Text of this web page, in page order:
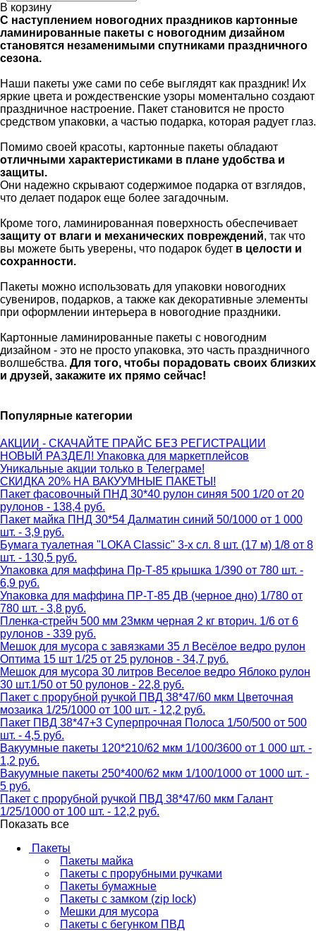
В корзину
С наступлением новогодних праздников картонные
ламинированные пакеты с новогодним дизайном
становятся незаменимыми спутниками праздничного
сезона.
Наши пакеты уже сами по себе выглядят как праздник! Их
яркие цвета и рождественские узоры моментально создают
праздничное настроение. Пакет становится не просто
средством упаковки, а частью подарка, которая радует глаз.
Помимо своей красоты, картонные пакеты обладают
отличными характеристиками в плане удобства и
защиты.
Они надежно скрывают содержимое подарка от взглядов,
что делает подарок еще более загадочным.
Кроме того, ламинированная поверхность обеспечивает
защиту от влаги и механических повреждений, так что
вы можете быть уверены, что подарок будет в целости и
сохранности.
Пакеты можно использовать для упаковки новогодних
сувениров, подарков, а также как декоративные элементы
при оформлении интерьера в новогодние праздники.
Картонные ламинированные пакеты с новогодним
дизайном - это не просто упаковка, это часть праздничного
волшебства. Для того, чтобы порадовать своих близких
и друзей, закажите их прямо сейчас!
Популярные категории
АКЦИИ - СКАЧАЙТЕ ПРАЙС БЕЗ РЕГИСТРАЦИИ
НОВЫЙ РАЗДЕЛ! Упаковка для маркетплейсов
Уникальные акции только в Телеграме!
СКИДКА 20% НА ВАКУУМНЫЕ ПАКЕТЫ!
Пакет фасовочный ПНД 30*40 рулон синяя 500 1/20 от 20
рулонов - 138,4 руб.
Пакет майка ПНД 30*54 Далматин синий 50/1000 от 1 000
шт. - 3,9 руб.
Бумага туалетная "LOKA Classic" 3-х сл. 8 шт. (17 м) 1/8 от 8
шт. - 130,5 руб.
Упаковка для маффина Пр-Т-85 крышка 1/390 от 780 шт. -
6,9 руб.
Упаковка для маффина ПР-Т-85 ДВ (черное дно) 1/780 от
780 шт. - 3,8 руб.
Пленка-стрейч 500 мм 23мкм черная 2 кг вторич. 1/6 от 6
рулонов - 339 руб.
Мешок для мусора с завязками 35 л Весёлое ведро рулон
Оптима 15 шт 1/25 от 25 рулонов - 34,7 руб.
Мешок для мусора 30 литров Веселое ведро Яблоко рулон
30 шт.1/50 от 50 рулонов - 22,8 руб.
Пакет с прорубной ручкой ПВД 38*47/60 мкм Цветочная
мозаика 1/25/1000 от 100 шт. - 12,2 руб.
Пакет ПВД 38*47+3 Суперпрочная Полоса 1/50/500 от 500
шт. - 4,5 руб.
Вакуумные пакеты 120*210/62 мкм 1/100/3600 от 1 000 шт. -
1,2 руб.
Вакуумные пакеты 250*400/62 мкм 1/100/1000 от 1000 шт. -
5 руб.
Пакет с прорубной ручкой ПВД 38*47/60 мкм Галант
1/25/1000 от 100 шт. - 12,2 руб.
Показать все
Пакеты
Пакеты майка
Пакеты с прорубными ручками
Пакеты бумажные
Пакеты с замком (zip lock)
Мешки для мусора
Пакеты с бегунком ПВД